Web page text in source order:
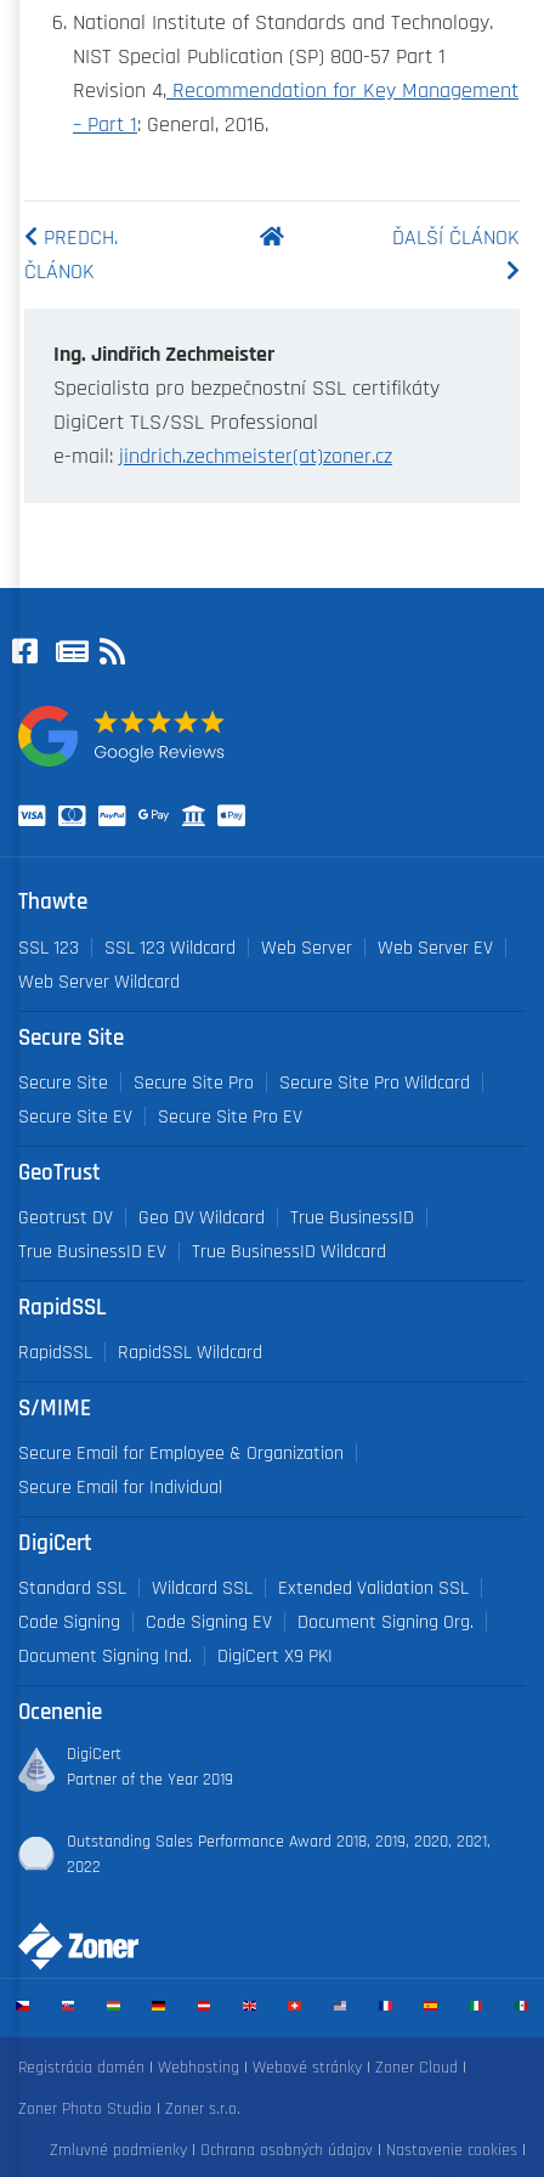
National Institute of Standards and Technology.
NIST Special Publication (SP) 800-57 Part 1
Revision 4, Recommendation for Key Management
– Part 1: General, 2016.
PREDCH.
ČLÁNOK
ĎALŠÍ ČLÁNOK
Ing. Jindřich Zechmeister
Specialista pro bezpečnostní SSL certifikáty
DigiCert TLS/SSL Professional
e-mail: jindrich.zechmeister(at)zoner.cz
Thawte
SSL 123 SSL 123 Wildcard Web Server
Web Server EV
Web Server Wildcard
Secure Site
Secure Site Secure Site Pro
Secure Site Pro Wildcard
Secure Site EV
Secure Site Pro EV
GeoTrust
Geotrust DV Geo DV Wildcard
True BusinessID
True BusinessID EV
True BusinessID Wildcard
RapidSSL
RapidSSL RapidSSL Wildcard
S/MIME
Secure Email for Employee & Organization
Secure Email for Individual
DigiCert
Standard SSL Wildcard SSL
Extended Validation SSL
Code Signing
Code Signing EV
Document Signing Org.
Document Signing Ind.
DigiCert X9 PKI
Ocenenie
DigiCert
Partner of the Year 2019
Outstanding Sales Performance Award 2018, 2019, 2020, 2021,
2022
Registrácia domén | Webhosting | Webové stránky | Zoner Cloud |
Zoner Photo Studio | Zoner s.r.o.
Zmluvné podmienky | Ochrana osobných údajov | Nastavenie cookies |